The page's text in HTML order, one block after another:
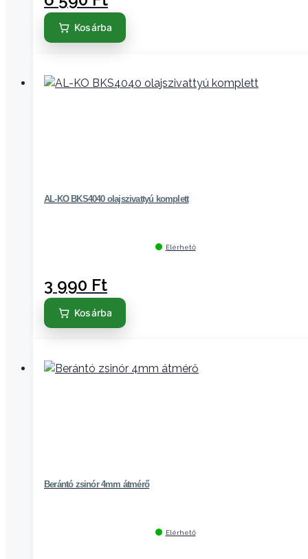
Kosárba
AL-KO BKS4040 olajszivattyú komplett
Elérhető
3 990 Ft
Kosárba
Berántó zsinór 4mm átmérő
Elérhető